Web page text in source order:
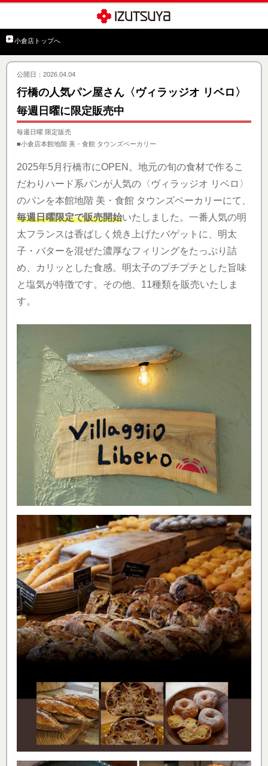
小倉店トップへ
公開日：2026.04.04
行橋の人気パン屋さん〈ヴィラッジオ リベロ〉
毎週日曜に限定販売中
毎週日曜 限定販売
■小倉店本館地階 美・食館 タウンズベーカリー
2025年5月行橋市にOPEN。地元の旬の食材で作るこ
だわりハード系パンが人気の〈ヴィラッジオ リベロ〉
のパンを本館地階 美・食館 タウンズベーカリーにて、
毎週日曜限定で販売開始いたしました。一番人気の明
太フランスは香ばしく焼き上げたバゲットに、明太
子・バターを混ぜた濃厚なフィリングをたっぷり詰
め、カリッとした食感。明太子のプチプチとした旨味
と塩気が特徴です。その他、11種類を販売いたしま
す。